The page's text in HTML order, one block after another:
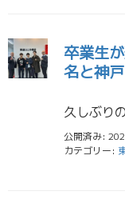
卒業生
名と神
公開済み:
カテゴリー: